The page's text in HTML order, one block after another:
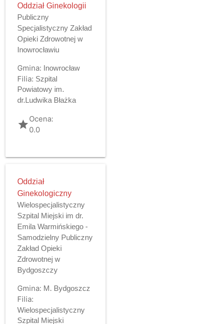
Oddział Ginekologii
Publiczny
Specjalistyczny Zakład
Opieki Zdrowotnej w
Inowrocławiu
Gmina: Inowrocław
Filia: Szpital
Powiatowy im.
dr.Ludwika Błażka
gradeOcena:
0.0
Oddział
Ginekologiczny
Wielospecjalistyczny
Szpital Miejski im dr.
Emila Warmińskiego -
Samodzielny Publiczny
Zakład Opieki
Zdrowotnej w
Bydgoszczy
Gmina: M. Bydgoszcz
Filia:
Wielospecjalistyczny
Szpital Miejski